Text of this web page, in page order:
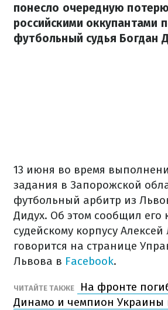
понесло очередную
российскими оккупантами
футбольный судья Богдан
13 июня во время
задания в Запорожской
футбольный арбитр из
Дидух. Об этом сообщил его
судейскому корпусу
говорится на странице
Львова в Facebook.
ЧИТАЙТЕ ТАКЖЕ
На фронте
Динамо и чемпион Украины